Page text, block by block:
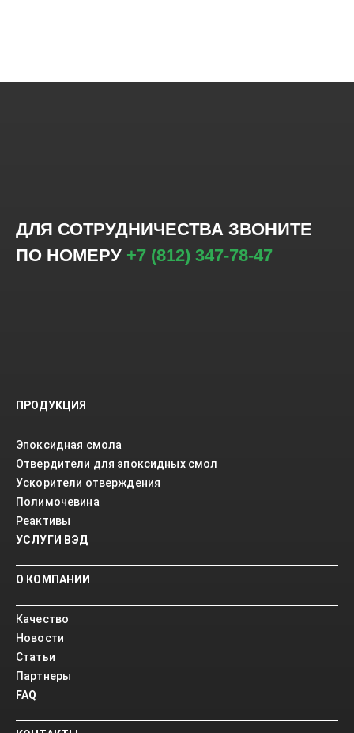
ДЛЯ СОТРУДНИЧЕСТВА ЗВОНИТЕ
ПО НОМЕРУ +7 (812) 347-78-47
ПРОДУКЦИЯ
Эпоксидная смола
Отвердители для эпоксидных смол
Ускорители отверждения
Полимочевина
Реактивы
УСЛУГИ ВЭД
О КОМПАНИИ
Качество
Новости
Статьи
Партнеры
FAQ